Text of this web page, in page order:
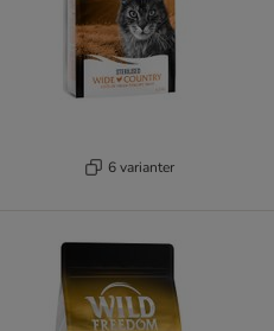
6 varianter